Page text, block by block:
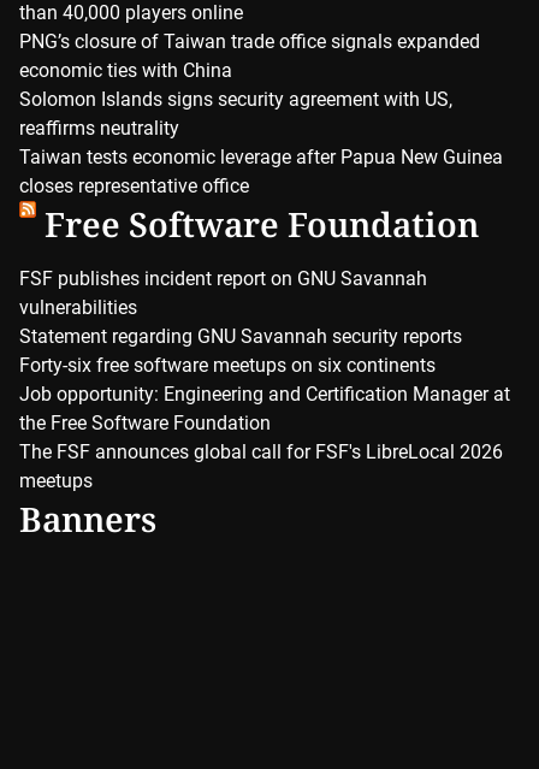
than 40,000 players online
PNG’s closure of Taiwan trade office signals expanded
economic ties with China
Solomon Islands signs security agreement with US,
reaffirms neutrality
Taiwan tests economic leverage after Papua New Guinea
closes representative office
Free Software Foundation
FSF publishes incident report on GNU Savannah
vulnerabilities
Statement regarding GNU Savannah security reports
Forty-six free software meetups on six continents
Job opportunity: Engineering and Certification Manager at
the Free Software Foundation
The FSF announces global call for FSF's LibreLocal 2026
meetups
Banners